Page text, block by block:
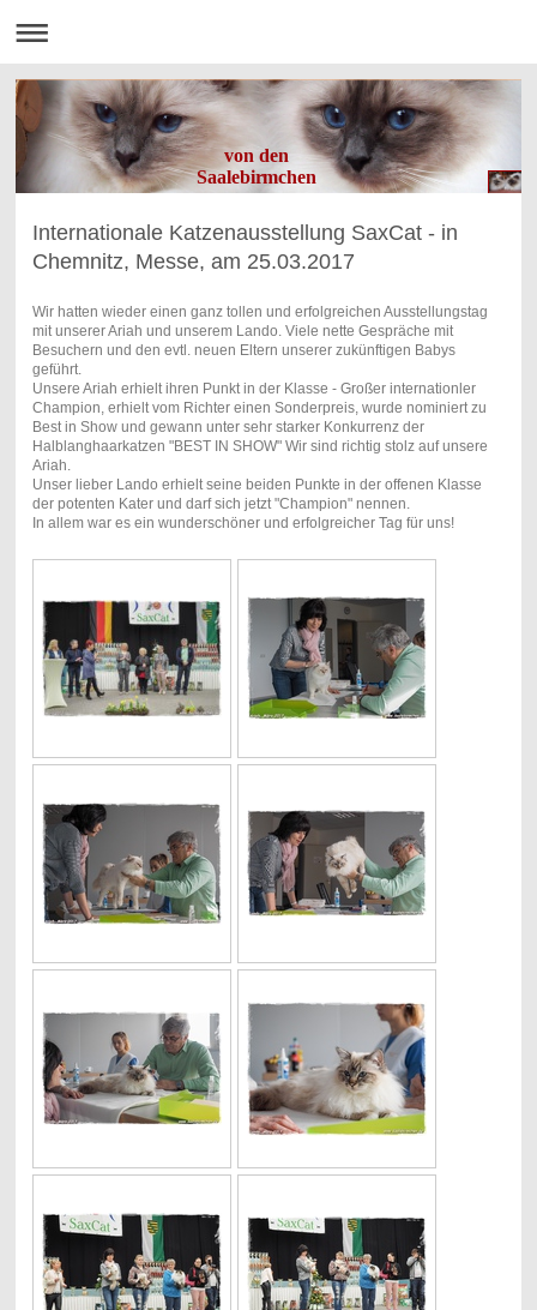
von den
Saalebirmchen
Internationale Katzenausstellung SaxCat - in
Chemnitz, Messe, am 25.03.2017
Wir hatten wieder einen ganz tollen und erfolgreichen Ausstellungstag
mit unserer Ariah und unserem Lando. Viele nette Gespräche mit
Besuchern und den evtl. neuen Eltern unserer zukünftigen Babys
geführt.
Unsere Ariah erhielt ihren Punkt in der Klasse - Großer internationler
Champion, erhielt vom Richter einen Sonderpreis, wurde nominiert zu
Best in Show und gewann unter sehr starker Konkurrenz der
Halblanghaarkatzen "BEST IN SHOW" Wir sind richtig stolz auf unsere
Ariah.
Unser lieber Lando erhielt seine beiden Punkte in der offenen Klasse
der potenten Kater und darf sich jetzt "Champion" nennen.
In allem war es ein wunderschöner und erfolgreicher Tag für uns!